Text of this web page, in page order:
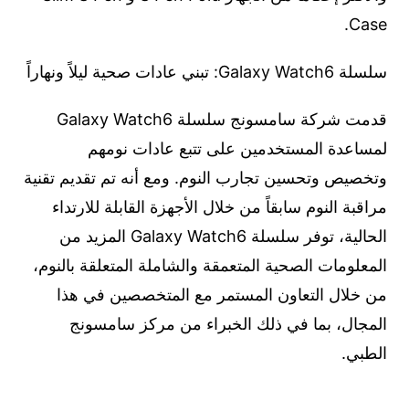
Case.
سلسلة Galaxy Watch6: تبني عادات صحية ليلاً ونهاراً
قدمت شركة سامسونج سلسلة Galaxy Watch6
لمساعدة المستخدمين على تتبع عادات نومهم
وتخصيص وتحسين تجارب النوم. ومع أنه تم تقديم تقنية
مراقبة النوم سابقاً من خلال الأجهزة القابلة للارتداء
الحالية، توفر سلسلة Galaxy Watch6 المزيد من
المعلومات الصحية المتعمقة والشاملة المتعلقة بالنوم،
من خلال التعاون المستمر مع المتخصصين في هذا
المجال، بما في ذلك الخبراء من مركز سامسونج
الطبي.